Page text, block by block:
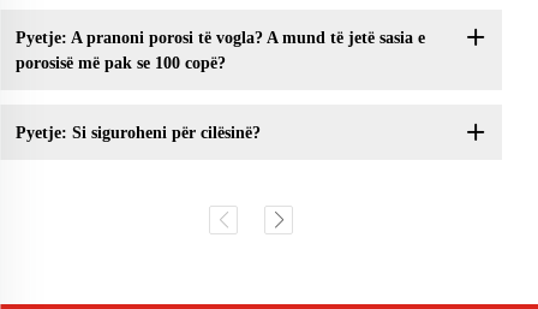
Pyetje: A pranoni porosi të vogla? A mund të jetë sasia e
porosisë më pak se 100 copë?
Pyetje: Si siguroheni për cilësinë?